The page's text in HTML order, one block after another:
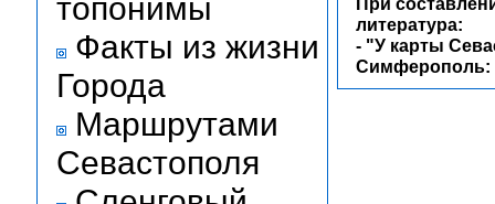
топонимы
Факты из жизни
Города
Маршрутами
Севастополя
литература:
- "У карты
Симферополь: